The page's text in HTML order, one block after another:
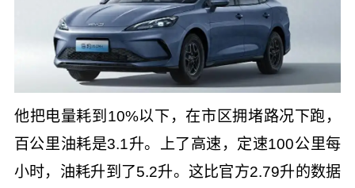
他把电量耗到10%以下，在市区拥堵路况下跑，
百公里油耗是3.1升。上了高速，定速100公里每
小时，油耗升到了5.2升。这比官方2.79升的数据